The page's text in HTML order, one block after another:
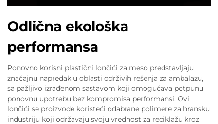
Odlična ekološka
performansa
Ponovno korisni plastični lončići za meso predstavljaju
značajnu napredak u oblasti održivih rešenja za ambalazu,
sa pažljivo izrađenom sastavom koji omogućava potpunu
ponovnu upotrebu bez kompromisa performansi. Ovi
lončići se proizvode koristeći odabrane polimere za hransku
industriju koji održavaju svoju vrednost za reciklažu kroz